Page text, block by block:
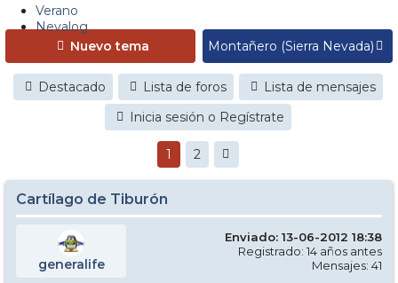
Verano
Nevalog
Nuevo tema
Destacado Lista de foros
Lista de mensajes
Inicia sesión o Regístrate
1 2
Cartílago de Tiburón
generalife
Enviado: 13-06-2012 18:38
Registrado: 14 años antes
Mensajes: 41